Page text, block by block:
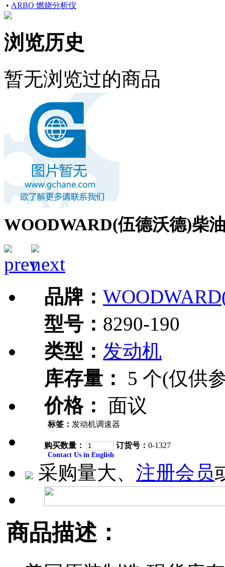
• ARBO 燃烧分析仪
浏览历史
暂无浏览过的商品
WOODWARD(伍德沃德)柴
品牌：
型号： 8290-190
类型： 发动机
库存量：
5 个(仅供
价格： 面议
标签： 发动机调速器
购买数量： 订货号： 0-1327
Contact Us in English
采购量大、 注册会员
商品描述：